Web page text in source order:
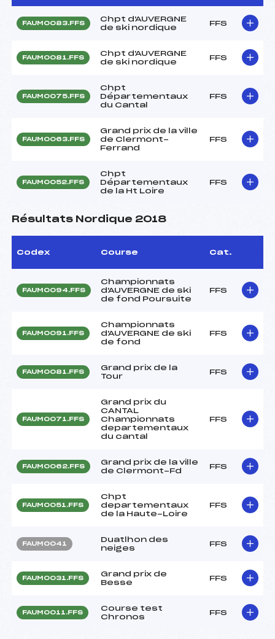
FAUM0083.FFS
Chpt d'AUVERGNE
de ski nordique
FFS
FAUM0081.FFS
Chpt d'AUVERGNE
de ski nordique
FFS
FAUM0075.FFS
Chpt
Départementaux
du Cantal
FFS
FAUM0063.FFS
Grand prix de la ville
de Clermont-
Ferrand
FFS
FAUM0052.FFS
Chpt
Départementaux
de la Ht Loire
FFS
Résultats Nordique 2018
Codex Course Cat.
FAUM0094.FFS
Championnats
d'AUVERGNE de ski
de fond Poursuite
FFS
FAUM0091.FFS
Championnats
d'AUVERGNE de ski
de fond
FFS
FAUM0081.FFS
Grand prix de la
Tour
FFS
FAUM0071.FFS
Grand prix du
CANTAL
Championnats
departementaux
du cantal
FFS
FAUM0062.FFS
Grand prix de la ville
de Clermont-Fd
FFS
FAUM0051.FFS
Chpt
departementaux
de la Haute-Loire
FFS
FAUM0041
Duatlhon des
neiges
FFS
FAUM0031.FFS
Grand prix de
Besse
FFS
FAUM0011.FFS
Course test
Chronos
FFS